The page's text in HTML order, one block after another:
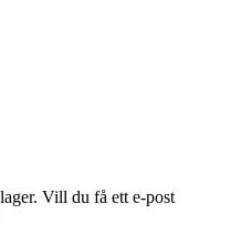
Vill du få ett e-post